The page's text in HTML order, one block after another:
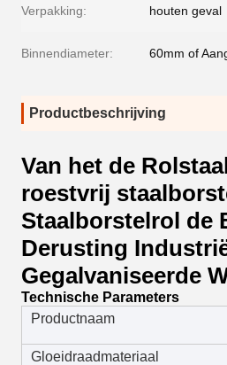
Verpakking: houten geval
Binnendiameter: 60mm of
Productbeschrijving
Van het de
roestvrij
Staalborstelrol de
Derusting
Gegalvaniseerde
Technische Parameters
Productnaam
Gloeidraadmateriaal